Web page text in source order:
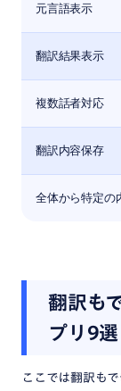
元言語表示
翻訳結果表示
複数話者対応
翻訳内容保存
全体から特定の
翻訳も
プリ9選
ここでは翻訳も